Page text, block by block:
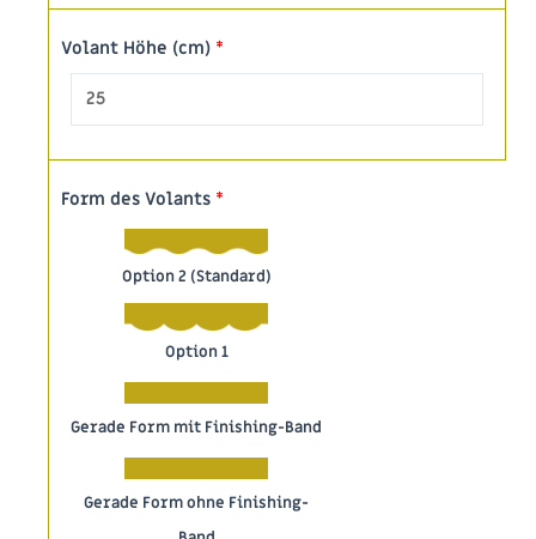
Volant Höhe (cm) *
Form des Volants *
Option 2 (Standard)
Option 1
Gerade Form mit Finishing-Band
Gerade Form ohne Finishing-